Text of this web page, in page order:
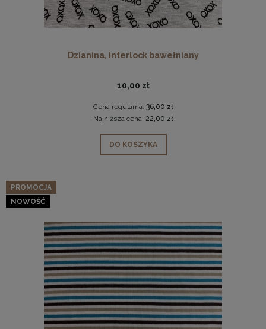
Dzianina, interlock bawełniany
10,00 zł
Cena regularna:36,00 zł
Najniższa cena:22,00 zł
DO KOSZYKA
PROMOCJA
NOWOŚĆ